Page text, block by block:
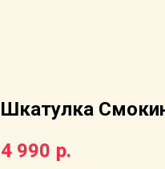
Шкатулка
4 990 р.